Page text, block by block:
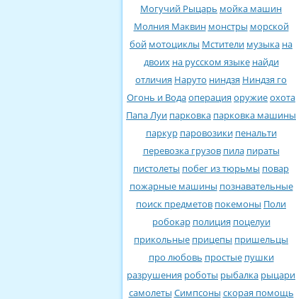
Могучий Рыцарь мойка машин
Молния Маквин монстры морской
бой мотоциклы Мстители музыка на
двоих на русском языке найди
отличия Наруто ниндзя Ниндзя го
Огонь и Водаоперация оружиеохота
Папа Луи парковка парковка машины
паркур паровозики пенальти
перевозка грузов пила пираты
пистолеты побег из тюрьмы повар
пожарные машины познавательные
поиск предметов покемоны Поли
робокар полиция поцелуи
прикольные прицепы пришельцы
про любовь простые пушки
разрушения роботы рыбалка рыцари
самолеты Симпсоны скорая помощь